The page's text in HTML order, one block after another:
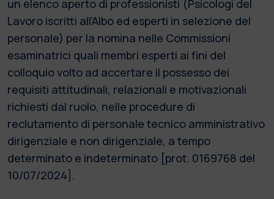
un elenco aperto di professionisti (Psicologi del
Lavoro iscritti all’Albo ed esperti in selezione del
personale) per la nomina nelle Commissioni
esaminatrici quali membri esperti ai fini del
colloquio volto ad accertare il possesso dei
requisiti attitudinali, relazionali e motivazionali
richiesti dal ruolo, nelle procedure di
reclutamento di personale tecnico amministrativo
dirigenziale e non dirigenziale, a tempo
determinato e indeterminato [prot. 0169768 del
10/07/2024].